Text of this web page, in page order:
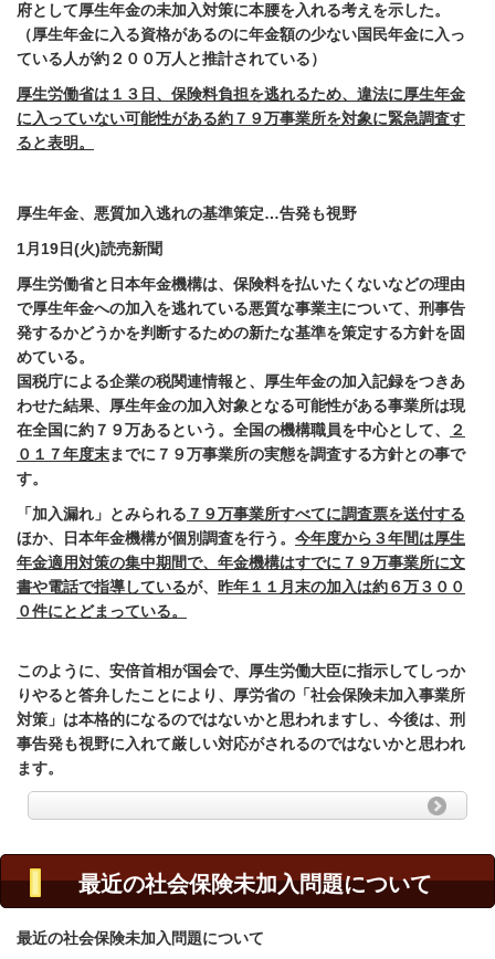
府として厚生年金の未加入対策に本腰を入れる考えを示した。
（厚生年金に入る資格があるのに年金額の少ない国民年金に入っ
ている人が約２００万人と推計されている）
厚生労働省は１３日、保険料負担を逃れるため、違法に厚生年金
に入っていない可能性がある約７９万事業所を対象に緊急調査す
ると表明。
厚生年金、悪質加入逃れの基準策定…告発も視野
1月 19日(火)読売新聞
厚生労働省と日本年金機構は、保険料を払いたくないなどの理由
で厚生年金への加入を逃れている悪質な事業主について、刑事告
発するかどうかを判断するための新たな基準を策定する方針を固
めている。
国税庁による企業の税関連情報と、厚生年金の加入記録をつきあ
わせた結果、厚生年金の加入対象となる可能性がある事業所は現
在全国に約７９万あるという。全国の機構職員を中心として、
２
０１７年度末までに７９万事業所の実態を調査する方針との事で
す。
「加入漏れ」とみられる ７９万事業所すべてに調査票を送付する
ほか、日本年金機構が個別調査を行う。 今年度から３年間は厚生
年金適用対策の集中期間で、年金機構はすでに７９万事業所に文
書や電話で指導しているが、 昨年１１月末の加入は約６万３００
０件にとどまっている。
このように、安倍首相が国会で、厚生労働大臣に指示してしっか
りやると答弁したことにより、厚労省の「社会保険未加入事業所
対策」は本格的になるのではないかと思われますし、今後は、刑
事告発も視野に入れて厳しい対応がされるのではないかと思われ
ます。
最近の社会保険未加入問題について
最近の社会保険未加入問題について